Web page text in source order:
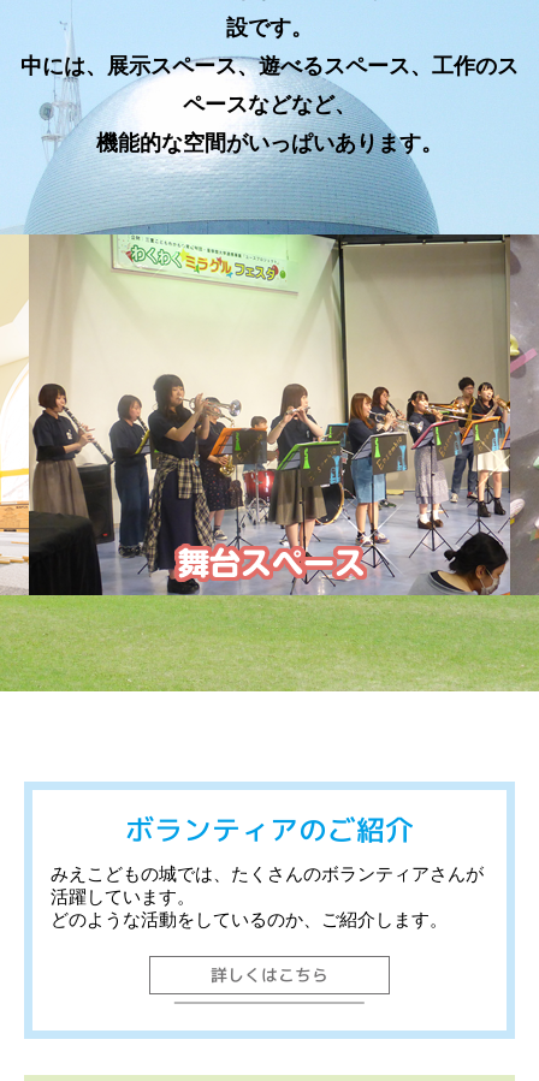
設です。
中には、展示スペース、遊べるスペース、工作のス
ペースなどなど、
機能的な空間がいっぱいあります。
ボランティアのご紹介
みえこどもの城では、たくさんのボランティアさんが
活躍しています。
どのような活動をしているのか、ご紹介します。
詳しくはこちら